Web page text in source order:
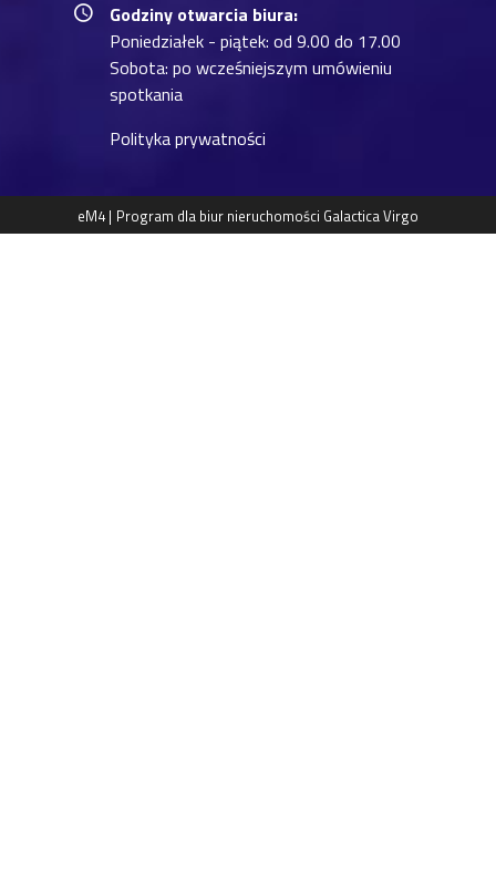
Godziny otwarcia biura:
Poniedziałek - piątek: od 9.00 do 17.00
Sobota: po wcześniejszym umówieniu
spotkania
Polityka prywatności
eM4 | Program dla biur nieruchomości Galactica Virgo